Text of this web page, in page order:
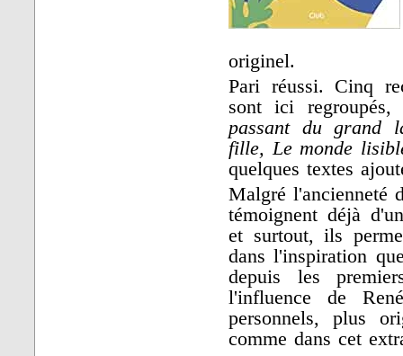
originel.
Pari réussi. Cinq
sont ici
passant du grand
fille, Le monde
quelques textes
Malgré l'ancienneté
témoignent déjà
et surtout, ils
dans l'inspiration
depuis les
l'influence de
personnels, plus
comme dans cet